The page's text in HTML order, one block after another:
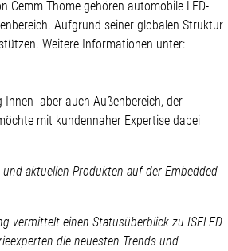
Thome gehören automobile LED-
Aufgrund seiner globalen Struktur
Weitere Informationen unter:
aber auch Außenbereich, der
mit kundennaher Expertise dabei
aktuellen Produkten auf der Embedded
vermittelt einen Statusüberblick zu ISELED
die neuesten Trends und